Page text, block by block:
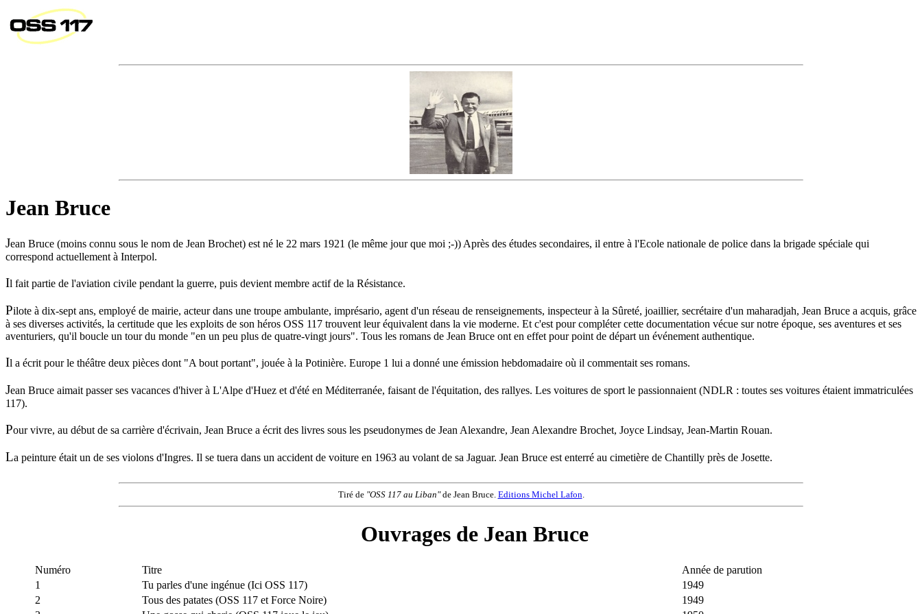
Jean Bruce
Jean Bruce (moins connu sous le nom de Jean Brochet) est né le 22 mars 1921 (le même jour que moi ;-)) Après des études secondaires, il entre à l'Ecole nationale de police dans la brigade spéciale qui
correspond actuellement à Interpol.
Il fait partie de l'aviation civile pendant la guerre, puis devient membre actif de la Résistance.
Pilote à dix-sept ans, employé de mairie, acteur dans une troupe ambulante, imprésario, agent d'un réseau de renseignements, inspecteur à la Sûreté, joaillier, secrétaire d'un maharadjah, Jean Bruce a acquis, grâce
à ses diverses activités, la certitude que les exploits de son héros OSS 117 trouvent leur équivalent dans la vie moderne. Et c'est pour compléter cette documentation vécue sur notre époque, ses aventures et ses
aventuriers, qu'il boucle un tour du monde "en un peu plus de quatre-vingt jours". Tous les romans de Jean Bruce ont en effet pour point de départ un événement authentique.
Il a écrit pour le théâtre deux pièces dont "A bout portant", jouée à la Potinière. Europe 1 lui a donné une émission hebdomadaire où il commentait ses romans.
Jean Bruce aimait passer ses vacances d'hiver à L'Alpe d'Huez et d'été en Méditerranée, faisant de l'équitation, des rallyes. Les voitures de sport le passionnaient (NDLR : toutes ses voitures étaient immatriculées
117).
Pour vivre, au début de sa carrière d'écrivain, Jean Bruce a écrit des livres sous les pseudonymes de Jean Alexandre, Jean Alexandre Brochet, Joyce Lindsay, Jean-Martin Rouan.
La peinture était un de ses violons d'Ingres. Il se tuera dans un accident de voiture en 1963 au volant de sa Jaguar. Jean Bruce est enterré au cimetière de Chantilly près de Josette.
Tiré de "OSS 117 au Liban"de Jean Bruce. Editions Michel Lafon
Ouvrages de Jean Bruce
Numéro Titre
Année de parution
1
Tu parles d'une ingénue (Ici OSS 117)
1949
2
Tous des patates (OSS 117 et Force Noire)
1949